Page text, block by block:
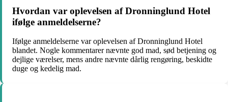
Hvordan var oplevelsen af Dronninglund Hotel
ifølge anmeldelserne?
Ifølge anmeldelserne var oplevelsen af Dronninglund Hotel
blandet. Nogle kommentarer nævnte god mad, sød betjening og
dejlige værelser, mens andre nævnte dårlig rengøring, beskidte
duge og kedelig mad.